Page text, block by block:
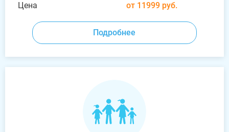
Цена
от 11999 руб.
Подробнее